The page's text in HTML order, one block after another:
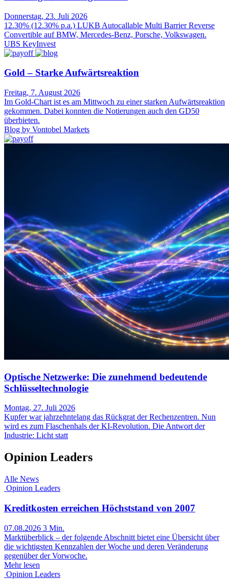
Donnerstag, 23. Juli 2026
12.30% (12.30% p.a.) LUKB Autocallable Multi Barrier Reverse
Convertible auf BMW, Mercedes-Benz, Porsche, Volkswagen.
UBS KeyInvest
Gold – Starke Aufwärtsreaktion
Freitag, 7. August 2026
Im Gold-Chart ist es am Mittwoch zu einer starken Aufwärtsreaktion
gekommen. Dabei konnten die Notierungen auch den GD50
überbieten.
Blog by Vontobel Markets
Optische Netzwerke: Die zunehmend bedeutende
Schlüsseltechnologie
Montag, 27. Juli 2026
Kupfer war jahrzehntelang das Rückgrat der Rechenzentren. Nun
wird es zum Flaschenhals der KI-Revolution. Die Antwort der
Industrie: Licht statt
Opinion Leaders
Alle News
Opinion Leaders
Kreditkosten erreichen Höchststand von 2007
07.08.2026 3 Min.
Marktüberblick – der folgende Abschnitt bietet eine Übersicht über
die wichtigsten Kennzahlen der Woche und deren Veränderung
gegenüber der Vorwoche.
Mehr lesen
Opinion Leaders